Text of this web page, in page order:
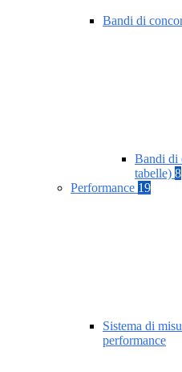
Bandi di
Bandi di
tabelle) 8
Performance 19
Sistema di
performance